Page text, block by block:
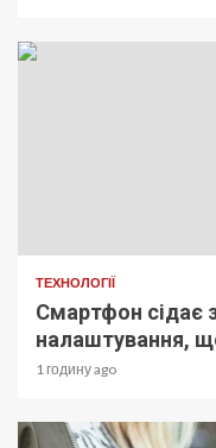
ТЕХНОЛОГІЇ
Смартфон сідає
налаштування,
1 годину ago